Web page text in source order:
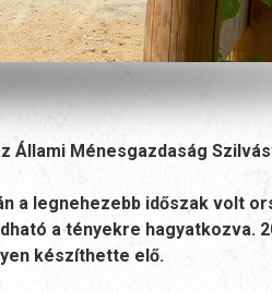
Állami Ménesgazdaság
a legnehezebb időszak volt
a tényekre hagyatkozva.
készíthette elő.